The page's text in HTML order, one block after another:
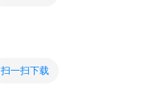
扫一扫下载